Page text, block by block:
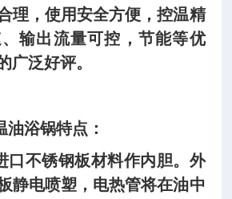
理，使用安全方便，控温精
输出流量可控，节能等优
广泛好评。
浴锅特点：
口不锈钢板材料作内胆。外
静电喷塑，电热管将在油中